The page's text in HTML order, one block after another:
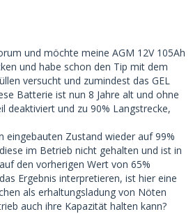
abgestellt.
damals meine alte 100 AH Varta
alten starken Absaar Batterie
Ladesprom, wieder in einen
erweckt Danke Euch
)
14,8 V Ladestrom nicht
für die AGM ???
schönen Abend
und möchte meine AGM 12V 105Ah
und habe schon den Tip mit dem
versucht und zumindest das GEL
Batterie ist nun 8 Jahre alt und ohne
deaktiviert und zu 90% Langstrecke,
eingebauten Zustand wieder auf 99%
im Betrieb nicht gehalten und ist in
den vorherigen Wert von 65%
Ergebnis interpretieren, ist hier eine
als erhaltungsladung von Nöten
auch ihre Kapazität halten kann?